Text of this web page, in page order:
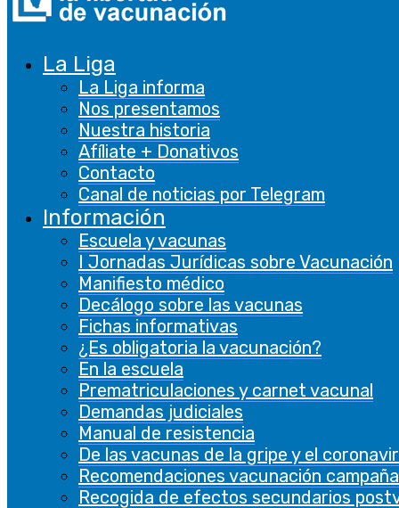
La Liga
La Liga informa
Nos presentamos
Nuestra historia
Afíliate + Donativos
Contacto
Canal de noticias por Telegram
Información
Escuela y vacunas
I Jornadas Jurídicas sobre Vacunación
Manifiesto médico
Decálogo sobre las vacunas
Fichas informativas
¿Es obligatoria la vacunación?
En la escuela
Prematriculaciones y carnet vacunal
Demandas judiciales
Manual de resistencia
De las vacunas de la gripe y el
Recomendaciones vacunación
Recogida de efectos secundarios
Las cookies funcionales ayudan a realizar
contenido del sitio web en plataformas de
redes sociales, recopilar comentarios y otras
características de terceros.
De rendimiento
De rendimiento
Las cookies de rendimiento se utilizan para
comprender y analizar los índices de
rendimiento clave del sitio web, lo que ayuda a
brindar una mejor experiencia de usuario a los
visitantes.
Analíticas
Analíticas
Las cookies analíticas se utilizan para
comprender cómo los visitantes interactúan
con el sitio web. Estas cookies ayudan a
proporcionar información sobre métricas, el
número de visitantes, la tasa de rebote, la